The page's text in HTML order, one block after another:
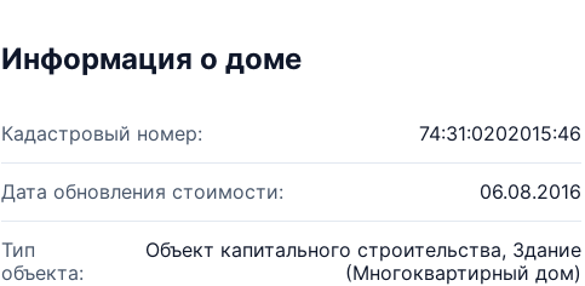
Информация о доме
Кадастровый номер: 74:31:0202015:46
Дата обновления стоимости: 06.08.2016
Тип
объекта:
Объект капитального строительства, Здание
(Многоквартирный дом)